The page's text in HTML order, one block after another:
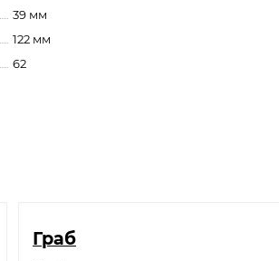
39 мм
122 мм
62
Граб